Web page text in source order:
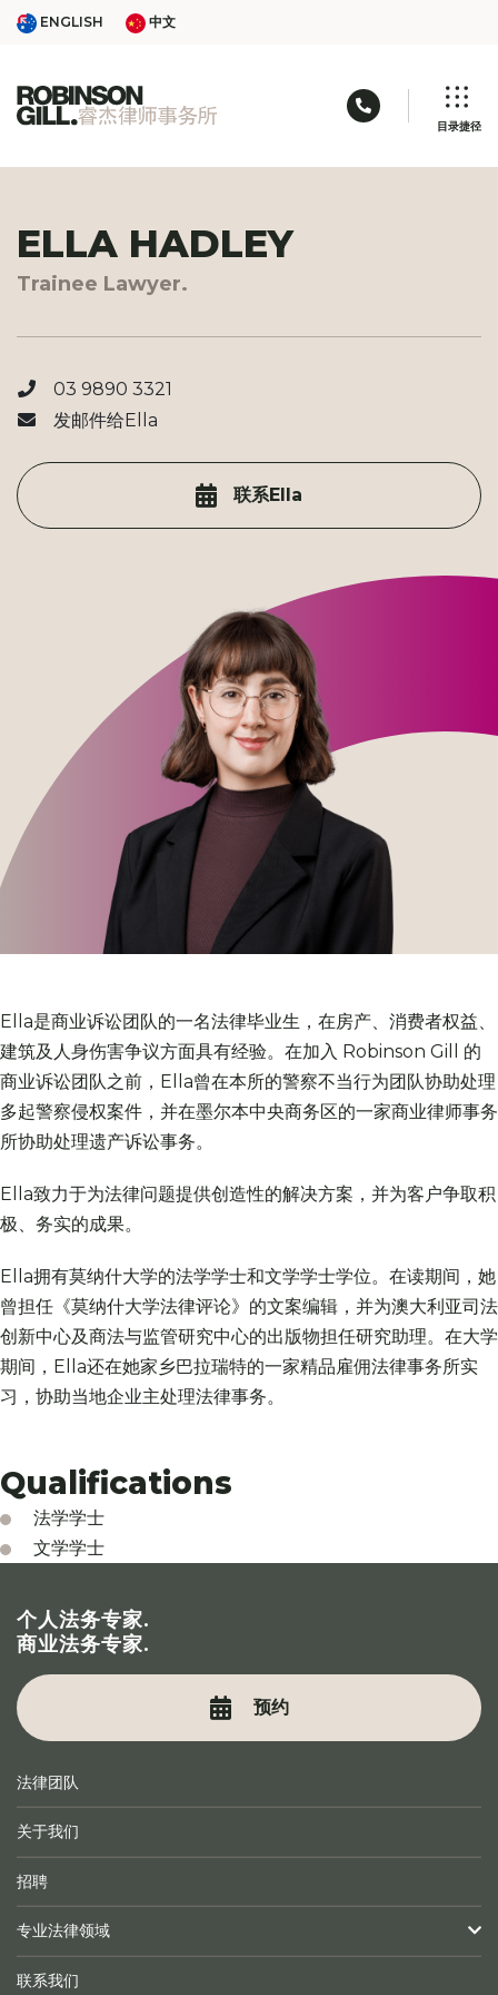
SkipENGLISH
ENGLISH 中文
中文
联络电话: 03
目录捷径
ELLA HADLEY
Trainee Lawyer.
03 9890 3321
发邮件给Ella
联系Ella
Ella是商业诉讼团队的一名法律毕业生，在房产、消费者权益、
建筑及人身伤害争议方面具有经验。在加入 Robinson Gill 的
商业诉讼团队之前，Ella曾在本所的警察不当行为团队协助处理
多起警察侵权案件，并在墨尔本中央商务区的一家商业律师事务
所协助处理遗产诉讼事务。
Ella致力于为法律问题提供创造性的解决方案，并为客户争取积
极、务实的成果。
Ella拥有莫纳什大学的法学学士和文学学士学位。在读期间，她
曾担任《莫纳什大学法律评论》的文案编辑，并为澳大利亚司法
创新中心及商法与监管研究中心的出版物担任研究助理。在大学
期间，Ella还在她家乡巴拉瑞特的一家精品雇佣法律事务所实
习，协助当地企业主处理法律事务。
Qualifications
法学学士
文学学士
个人法务专家.
商业法务专家.
预约
法律团队
关于我们
招聘
专业法律领域
联系我们